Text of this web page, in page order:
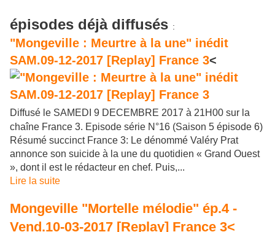
épisodes déjà diffusés :
"Mongeville : Meurtre à la une" inédit
SAM.09-12-2017 [Replay] France 3<
Diffusé le SAMEDI 9 DECEMBRE 2017 à 21H00 sur la
chaîne France 3. Episode série N°16 (Saison 5 épisode 6)
Résumé succinct France 3: Le dénommé Valéry Prat
annonce son suicide à la une du quotidien « Grand Ouest
», dont il est le rédacteur en chef. Puis,...
Lire la suite
Mongeville "Mortelle mélodie" ép.4 -
Vend.10-03-2017 [Replay] France 3<